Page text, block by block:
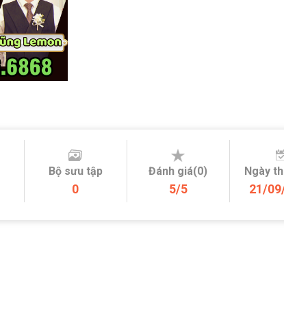
Bộ sưu tập
0
Đánh giá(0)
5/5
Ngày
21/